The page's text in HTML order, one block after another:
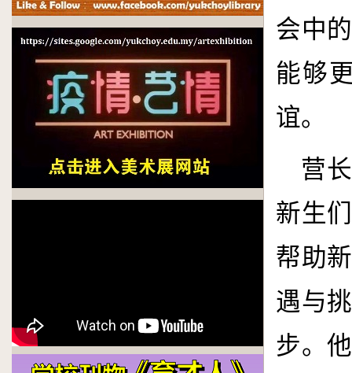
会中
能够
谊。
营
新生
帮助
遇与
步。